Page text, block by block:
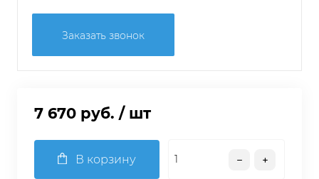
Заказать звонок
7 670 руб. / шт
В корзину